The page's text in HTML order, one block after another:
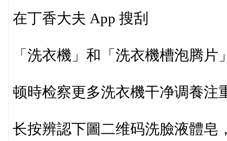
在丁香大夫 App 搜刮
「洗衣機」和「洗衣機槽泡腾片
顿時检察更多洗衣機干净调養注
长按辨認下圖二维码洗臉液體皂